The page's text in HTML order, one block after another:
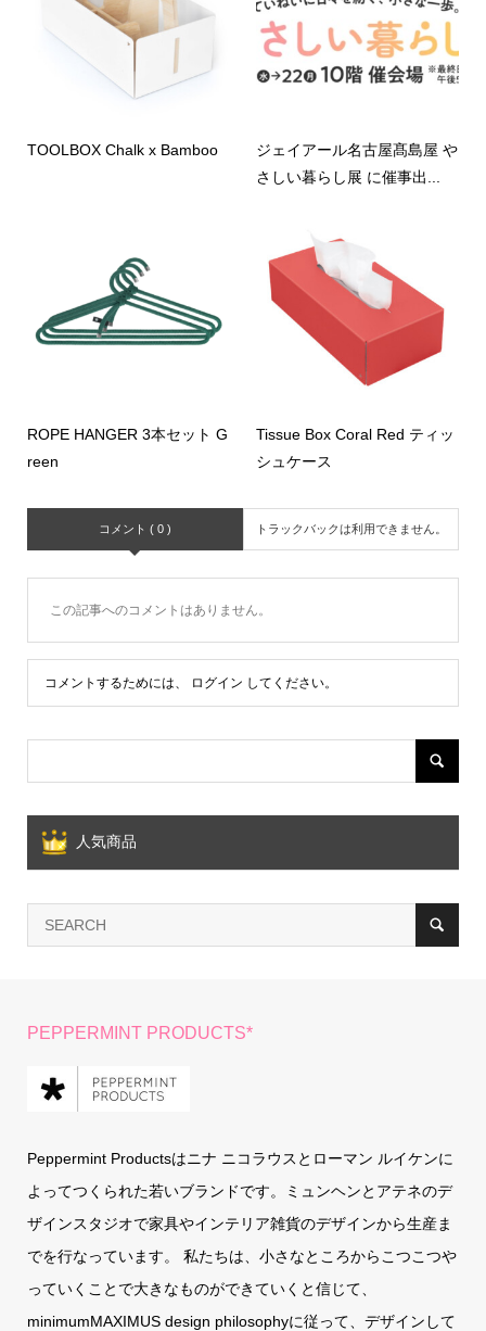
TOOLBOX Chalk x Bamboo
ジェイアール名古屋髙島屋 や
さしい暮らし展 に催事出...
ROPE HANGER 3本セット G
reen
Tissue Box Coral Red ティッ
シュケース
コメント ( 0 ) トラックバックは利用できません。
この記事へのコメントはありません。
コメントするためには、 ログイン してください。
人気商品
PEPPERMINT PRODUCTS*
Peppermint Productsはニナ ニコラウスとローマン ルイケンに
よってつくられた若いブランドです。ミュンヘンとアテネのデ
ザインスタジオで家具やインテリア雑貨のデザインから生産ま
でを行なっています。 私たちは、小さなところからこつこつや
っていくことで大きなものができていくと信じて、
minimumMAXIMUS design philosophyに従って、デザインして